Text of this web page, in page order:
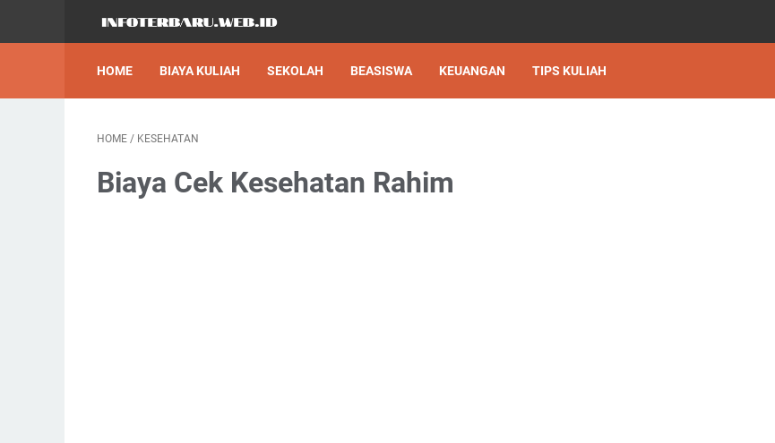
HOME BIAYA KULIAH SEKOLAH BEASISWA KEUANGAN TIPS KULIAH
HOME / KESEHATAN
Biaya Cek Kesehatan Rahim